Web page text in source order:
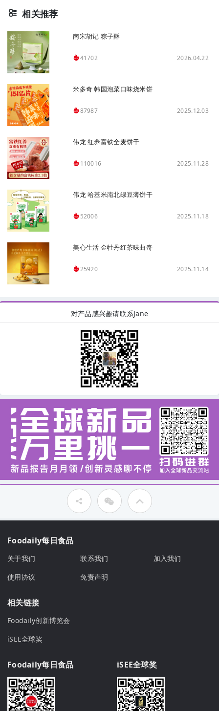
相关推荐
南宋胡记 粽子酥
41702 2026.04.22
米多奇 韩国泡菜口味烧米饼
87987 2025.12.03
伟龙 红养富铁全麦饼干
110016 2025.11.28
伟龙 哈基米南北绿豆薄饼干
52006 2025.11.18
美心生活 金牡丹红茶味曲奇
25920 2025.11.14
对产品感兴趣请联系Jane
Foodaily每日食品
关于我们 联系我们
加入我们
使用协议
免责声明
相关链接
Foodaily创新博览会
iSEE全球奖
Foodaily每日食品 iSEE全球奖